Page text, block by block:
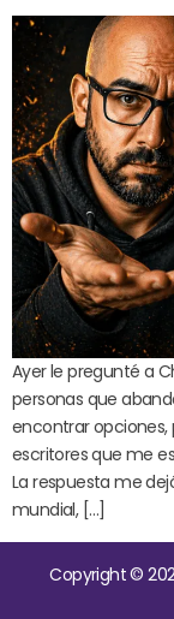
Ayer le pregunté a
personas que
encontrar
escritores que me
La respuesta me
mundial, […]
Copyright ©